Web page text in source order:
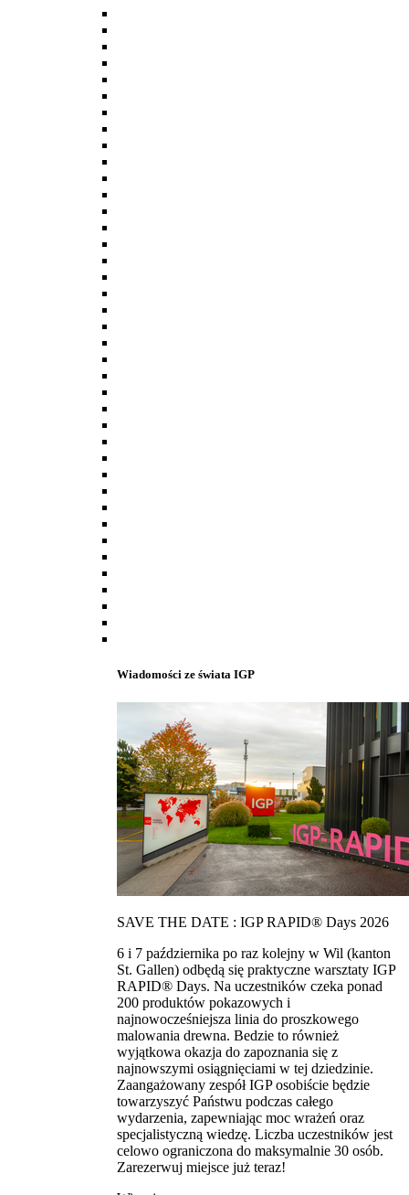
Wiadomości ze świata IGP
SAVE THE DATE : IGP RAPID® Days 2026
6 i 7 października po raz kolejny w Wil (kanton
St. Gallen) odbędą się praktyczne warsztaty IGP
RAPID® Days. Na uczestników czeka ponad
200 produktów pokazowych i
najnowocześniejsza linia do proszkowego
malowania drewna. Bedzie to również
wyjątkowa okazja do zapoznania się z
najnowszymi osiągnięciami w tej dziedzinie.
Zaangażowany zespół IGP osobiście będzie
towarzyszyć Państwu podczas całego
wydarzenia, zapewniając moc wrażeń oraz
specjalistyczną wiedzę. Liczba uczestników jest
celowo ograniczona do maksymalnie 30 osób.
Zarezerwuj miejsce już teraz!